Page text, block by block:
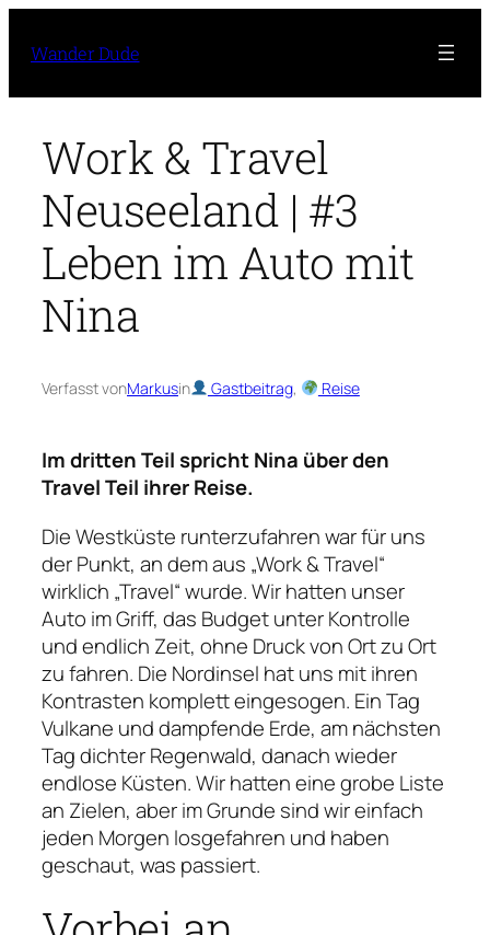
Inhalt
Wander Dude
Work & Travel
Neuseeland | #3
Leben im Auto mit
Nina
Verfasst vonMarkusin Gastbeitrag, Reise
Im dritten Teil spricht Nina über den
Travel Teil ihrer Reise.
Die Westküste runterzufahren war für uns
der Punkt, an dem aus „Work & Travel“
wirklich „Travel“ wurde. Wir hatten unser
Auto im Griff, das Budget unter Kontrolle
und endlich Zeit, ohne Druck von Ort zu Ort
zu fahren. Die Nordinsel hat uns mit ihren
Kontrasten komplett eingesogen. Ein Tag
Vulkane und dampfende Erde, am nächsten
Tag dichter Regenwald, danach wieder
endlose Küsten. Wir hatten eine grobe Liste
an Zielen, aber im Grunde sind wir einfach
jeden Morgen losgefahren und haben
geschaut, was passiert.